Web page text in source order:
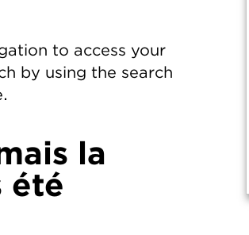
to access your
by using the search
la
été